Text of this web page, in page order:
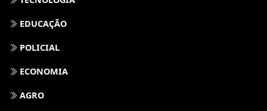
EDUCAÇÃO
POLICIAL
ECONOMIA
AGRO